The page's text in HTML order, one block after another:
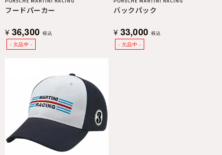
フードパーカー
¥ 36,300 税込
バックパック
¥ 33,000 税込